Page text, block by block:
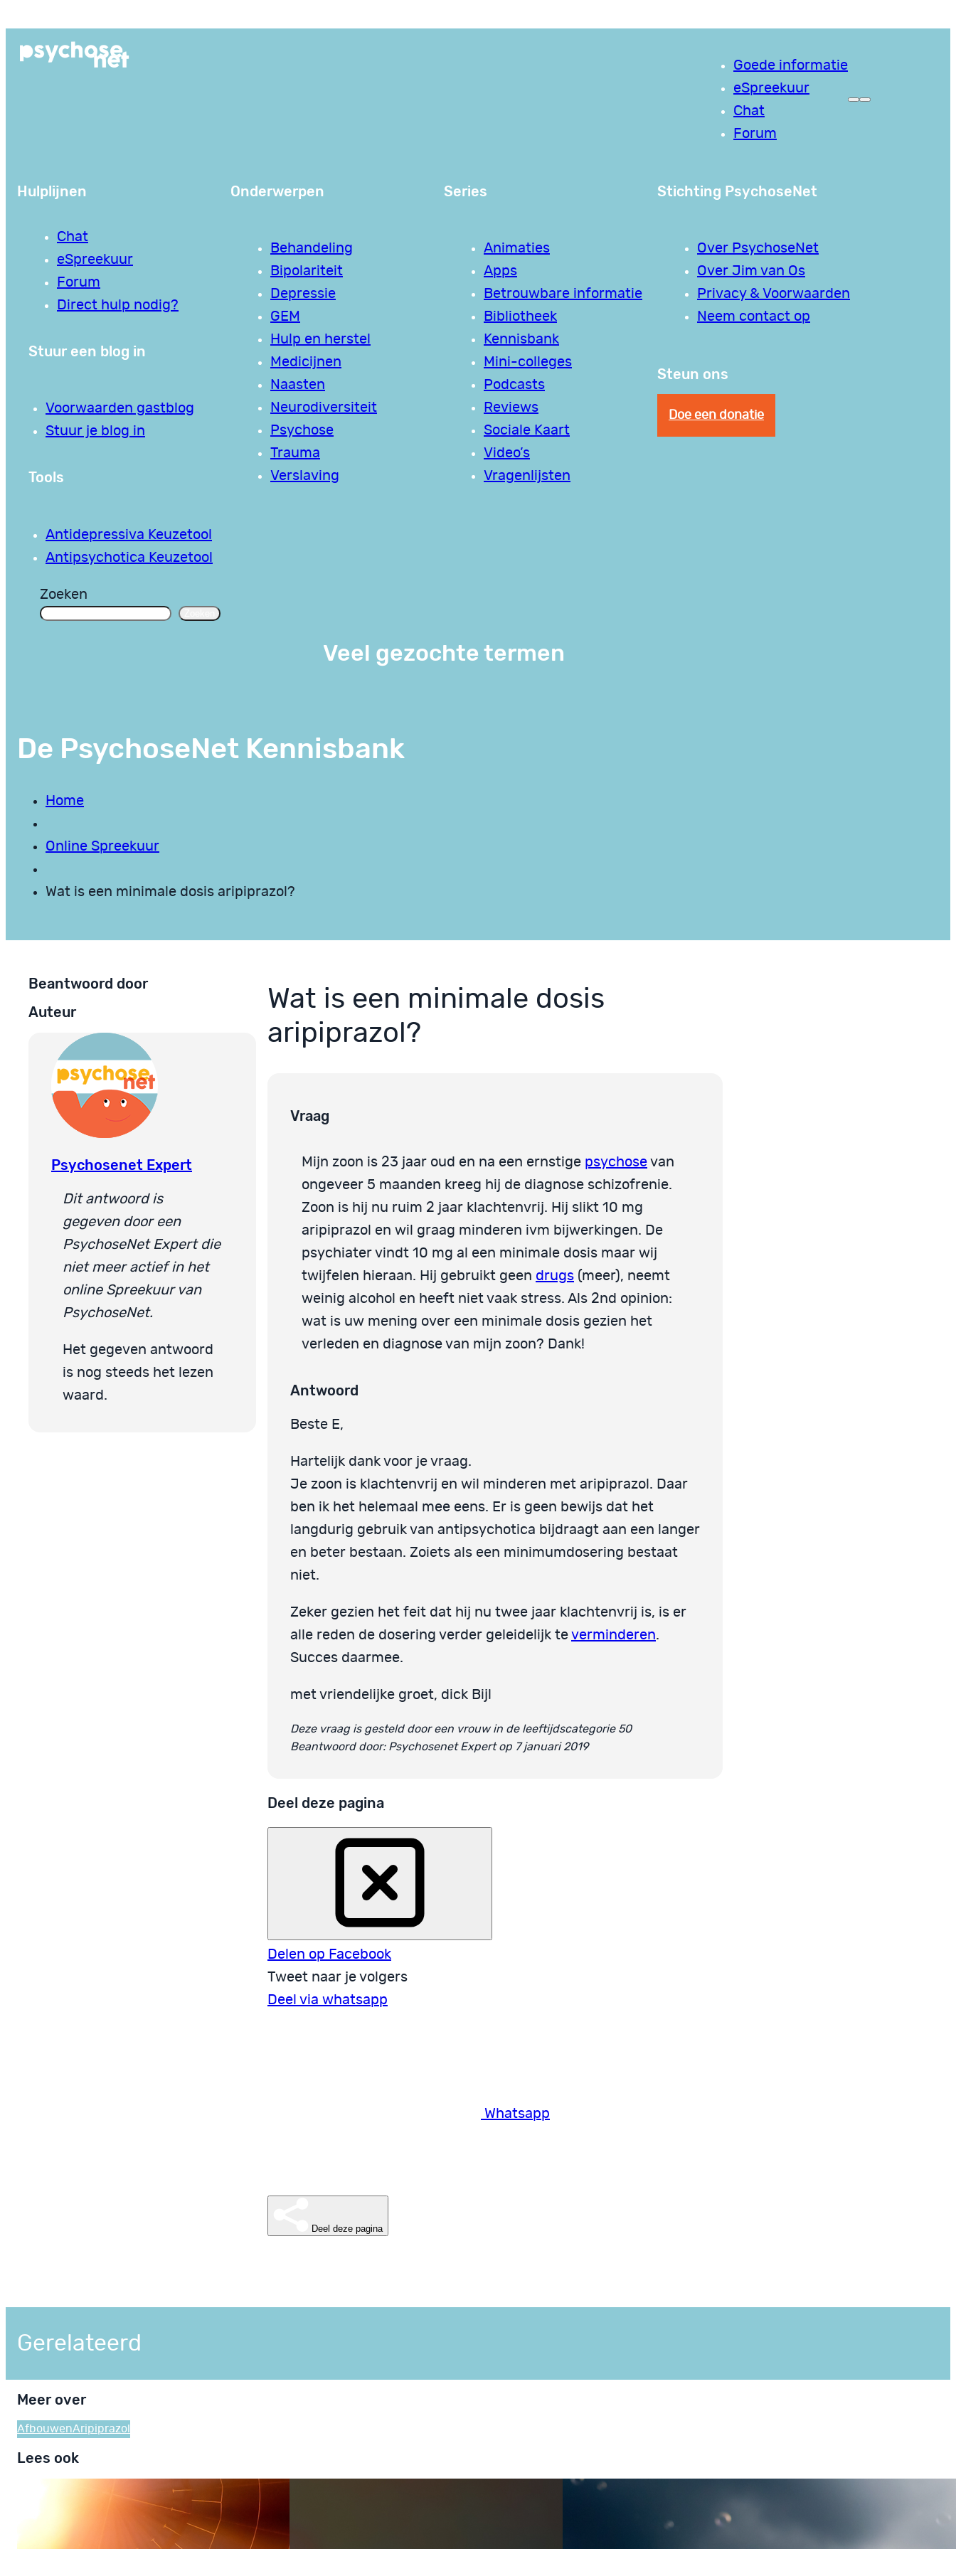
de
Goede informatie
eSpreekuur
Chat
Forum
Hulplijnen
Chat
eSpreekuur
Forum
Direct hulp nodig?
Stuur een blog in
Voorwaarden gastblog
Stuur je blog in
Tools
Antidepressiva Keuzetool
Antipsychotica Keuzetool
Onderwerpen
Behandeling
Bipolariteit
Depressie
GEM
Hulp en herstel
Medicijnen
Naasten
Neurodiversiteit
Psychose
Trauma
Verslaving
Series
Animaties
Apps
Betrouwbare informatie
Bibliotheek
Kennisbank
Mini-colleges
Podcasts
Reviews
Sociale Kaart
Video’s
Vragenlijsten
Stichting PsychoseNet
Over PsychoseNet
Over Jim van Os
Privacy & Voorwaarden
Neem contact op
Steun ons
Doe een donatie
Zoeken
Veel gezochte termen
De PsychoseNet Kennisbank
Home
Online Spreekuur
Wat is een minimale dosis aripiprazol?
Beantwoord door
Auteur
Psychosenet Expert
Dit antwoord is
gegeven door een
PsychoseNet Expert die
niet meer actief in het
online Spreekuur van
PsychoseNet.
Het gegeven antwoord
is nog steeds het lezen
waard.
Wat is een minimale dosis
aripiprazol?
Vraag
Mijn zoon is 23 jaar oud en na een ernstige psychose van
ongeveer 5 maanden kreeg hij de diagnose schizofrenie.
Zoon is hij nu ruim 2 jaar klachtenvrij. Hij slikt 10 mg
aripiprazol en wil graag minderen ivm bijwerkingen. De
psychiater vindt 10 mg al een minimale dosis maar wij
twijfelen hieraan. Hij gebruikt geen drugs (meer), neemt
weinig alcohol en heeft niet vaak stress. Als 2nd opinion:
wat is uw mening over een minimale dosis gezien het
verleden en diagnose van mijn zoon? Dank!
Antwoord
Beste E,
Hartelijk dank voor je vraag.
Je zoon is klachtenvrij en wil minderen met aripiprazol. Daar
ben ik het helemaal mee eens. Er is geen bewijs dat het
langdurig gebruik van antipsychotica bijdraagt aan een langer
en beter bestaan. Zoiets als een minimumdosering bestaat
niet.
Zeker gezien het feit dat hij nu twee jaar klachtenvrij is, is er
alle reden de dosering verder geleidelijk te verminderen.
Succes daarmee.
met vriendelijke groet, dick Bijl
Deze vraag is gesteld door een vrouw in de leeftijdscategorie 50
Beantwoord door: Psychosenet Expert op 7 januari 2019
Deel deze pagina
Delen op Facebook
Tweet naar je volgers
Deel via whatsapp
Whatsapp
Deel deze pagina
Gerelateerd
Meer over
AfbouwenAripiprazol
Lees ook